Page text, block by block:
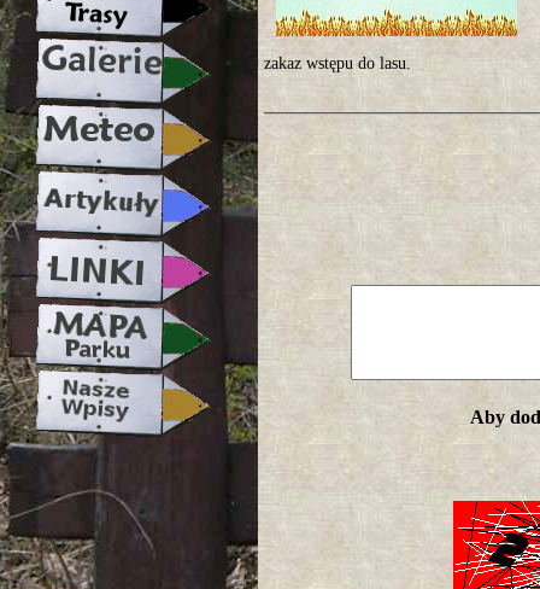
zakaz wstępu do lasu.
Aby